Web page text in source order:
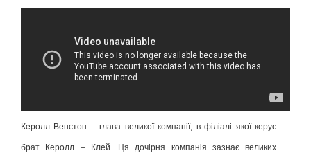
Керолл Венстон – глава великої компанії, в філіалі якої керує
брат Керолл – Клей. Ця дочірня компанія зазнає великих